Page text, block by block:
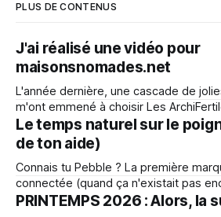
PLUS DE CONTENUS
J'ai réalisé une vidéo pour
maisonsnomades.net
L'année dernière, une cascade de
m'ont emmené à choisir Les
d'attache pour continuer mon
maison démontable. Yves et Sandra ont initié ce lieu de vie
et d'expérimentation autour de l'habitat
Le temps naturel sur le
de ton aide)
Connais tu Pebble ? La première
connectée (quand ça n'existait pas
ressusciter. Ils font des montres très
PRINTEMPS 2026 : Alors, la